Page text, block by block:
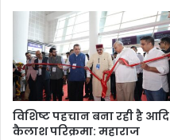
विशिष्ट पहचान बना रही है आदि
कैलाश परिक्रमा: महाराज